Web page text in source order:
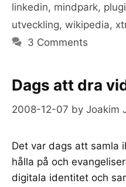
linkedin, mindpark,
utveckling, wikipedia,
3 Comments
Dags att dra
2008-12-07 by Joakim
Det var dags att samla
hålla på och
digitala identitet och